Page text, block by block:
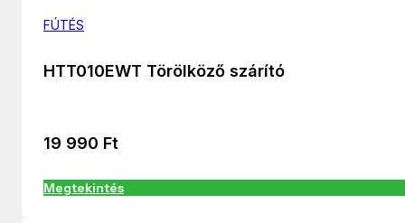
FÚTÉS
HTT010EWT Törölköző szárító
19 990 Ft
Megtekintés